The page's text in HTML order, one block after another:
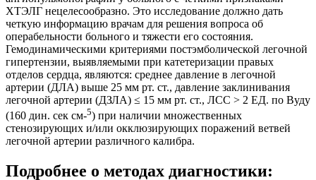
ХТЭЛГ нецелесообразно. Это исследование должно дать
четкую информацию врачам для решения вопроса об
операбельности больного и тяжести его состояния.
Гемодинамическими критериями постэмболической легочной
гипертензии, выявляемыми при катетеризации правых
отделов сердца, являются: среднее давление в легочной
артерии (ДЛА) выше 25 мм рт. ст., давление заклинивания
легочной артерии (ДЗЛА) ≤ 15 мм рт. ст., ЛСС > 2 ЕД. по Вуду
(160 дин. сек см-5) при наличии множественных
стенозирующих и/или окклюзирующих поражений ветвей
легочной артерии различного калибра.
Подробнее о методах диагностики: